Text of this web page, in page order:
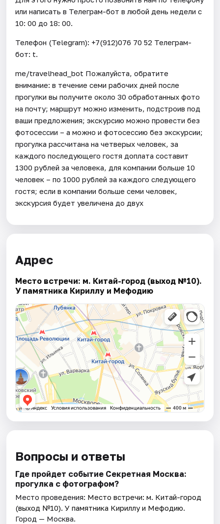
или написать в Телеграм-бот в любой день недели с
10: 00 до 18: 00.
Телефон (Telegram): +7(912)076 70 52 Телеграм-
бот: t.
me/travelhead_bot Пожалуйста, обратите
внимание: в течение семи рабочих дней после
прогулки вы получите около 30 обработанных фото
на почту; маршрут можно изменить, подстроив под
ваши предложения; экскурсию можно провести без
фотосессии – а можно и фотосессию без экскурсии;
прогулка рассчитана на четверых человек, за
каждого последующего гостя доплата составит
1300 рублей за человека, для компании больше 10
человек – по 1000 рублей за каждого следующего
гостя; если в компании больше семи человек,
экскурсия будет увеличена до двух
Адрес
Место встречи: м. Китай-город (выход №10).
У памятника Кириллу и Мефодию
Вопросы и ответы
Где пройдет событие Секретная Москва:
прогулка с фотографом?
Место проведения: Место встречи: м. Китай-город
(выход №10). У памятника Кириллу и Мефодию.
Город — Москва.